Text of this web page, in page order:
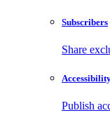
Subscribers
Share
Publish